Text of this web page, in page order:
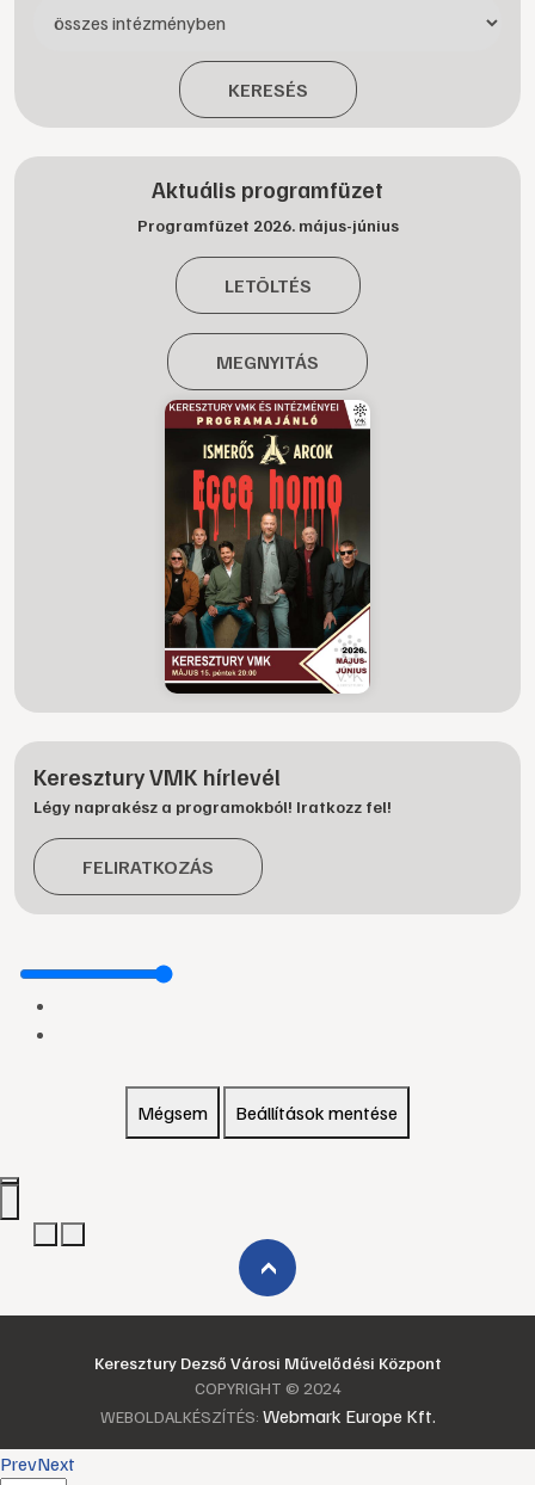
KERESÉS
Aktuális programfüzet
Programfüzet 2026. május-június
LETÖLTÉS
MEGNYITÁS
Keresztury VMK hírlevél
Légy naprakész a programokból! Iratkozz fel!
FELIRATKOZÁS
Mégsem Beállítások mentése
›
Keresztury Dezső Városi Művelődési Központ
COPYRIGHT © 2024
WEBOLDALKÉSZÍTÉS: Webmark Europe Kft.
PrevNext